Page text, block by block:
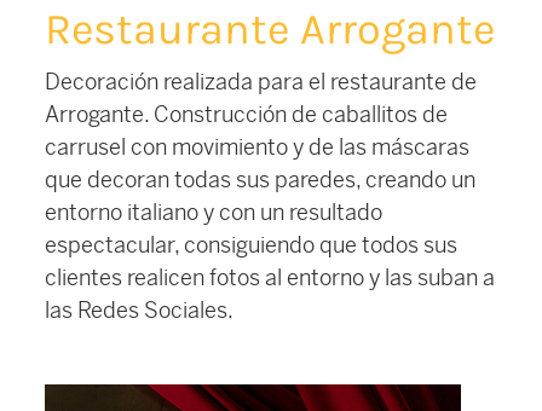
Restaurante Arrogante
Decoración realizada para el restaurante de
Arrogante. Construcción de caballitos de
carrusel con movimiento y de las máscaras
que decoran todas sus paredes, creando un
entorno italiano y con un resultado
espectacular, consiguiendo que todos sus
clientes realicen fotos al entorno y las suban a
las Redes Sociales.